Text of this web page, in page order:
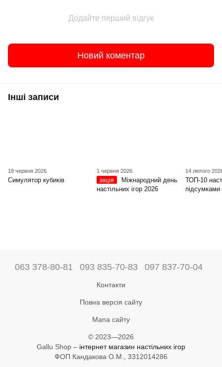
Додайте перший відгук
Новий коментар
Інші записи
18 червня 2026
Симулятор кубиків
1 червня 2026
акція
Міжнародний день
настільних ігор 2026
14 лютого
ТОП-10
063 378-80-81 093 835-70-83 097 837-70-04
Контакти
Повна версія сайту
Мапа сайту
© 2023—2026
Gallu Shop – інтернет магазин настільних ігор
ФОП Кандакова О.М., 3312014286